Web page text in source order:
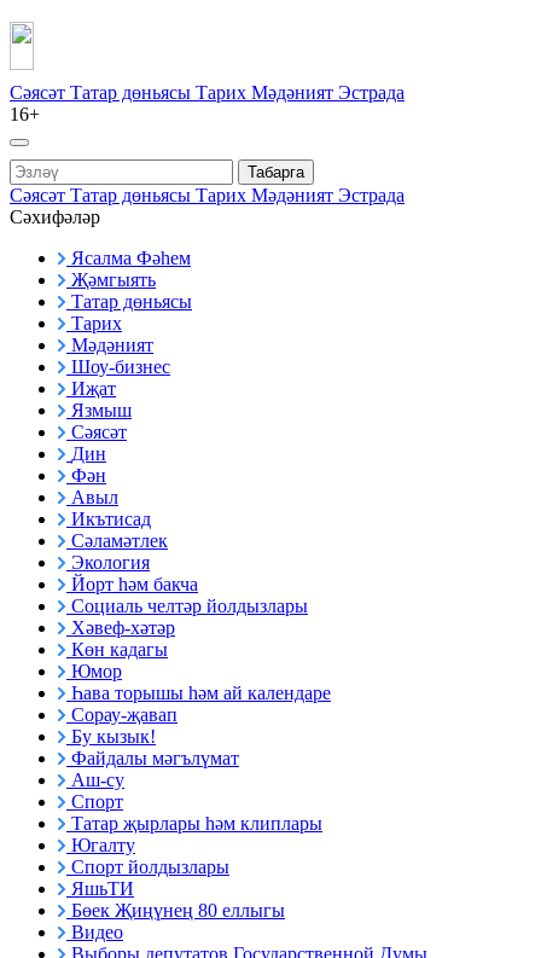
Сәясәт Татар дөньясы Тарих Мәдәният Эстрада
16+
Табарга
Сәясәт Татар дөньясы Тарих Мәдәният Эстрада
Сәхифәләр
Ясалма Фәһем
Җәмгыять
Татар дөньясы
Тарих
Мәдәният
Шоу-бизнес
Иҗат
Язмыш
Сәясәт
Дин
Фән
Авыл
Икътисад
Сәламәтлек
Экология
Йорт һәм бакча
Социаль челтәр йолдызлары
Хәвеф-хәтәр
Көн кадагы
Юмор
Һава торышы һәм ай календаре
Сорау-җавап
Бу кызык!
Файдалы мәгълүмат
Аш-су
Спорт
Татар җырлары һәм клиплары
Югалту
Спорт йолдызлары
ЯшьТИ
Бөек Җиңүнең 80 еллыгы
Видео
Выборы депутатов Государственной Думы